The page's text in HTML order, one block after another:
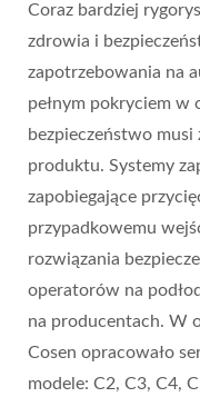
Coraz bardziej
zdrowia i
zapotrzebowania na
pełnym pokryciem w
bezpieczeństwo
produktu. Systemy
zapobiegające
przypadkowemu
rozwiązania
operatorów na
na producentach. W
Cosen opracowało
modele: C2, C3, C4,